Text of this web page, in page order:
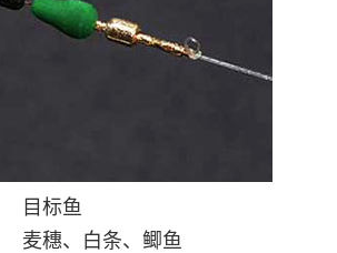
目标鱼
麦穗、白条、鲫鱼